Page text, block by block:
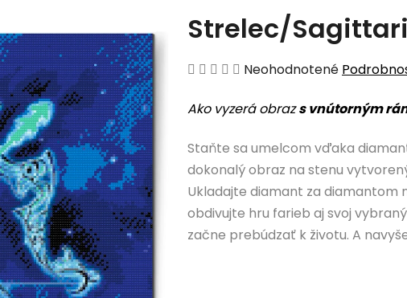
Strelec/
Priemerné
produktu
0,0
z
5
hviezdičiek.
Neohodnotené
Ako vyzerá obrazs vnútorným
Staňte sa umelcom vďaka
dokonalý obraz na stenu
Ukladajte diamant za diamantom
obdivujte hru farieb aj svoj
začne prebúdzať k životu. A